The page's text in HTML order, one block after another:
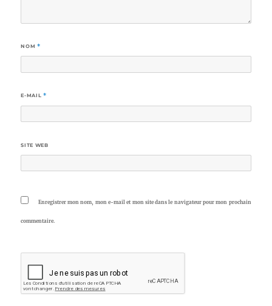
NOM *
E-MAIL *
SITE WEB
Enregistrer mon nom, mon e-mail et mon site dans le navigateur pour mon prochain
commentaire.